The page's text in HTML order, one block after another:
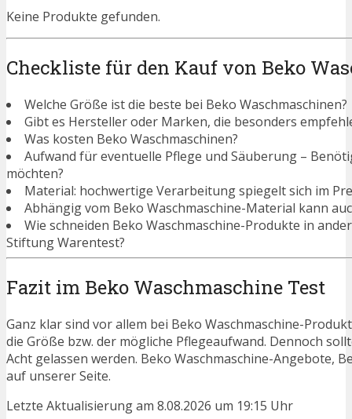
Keine Produkte gefunden.
Checkliste für den Kauf von Beko
Welche Größe ist die beste bei Beko Waschmaschinen?
Gibt es Hersteller oder Marken, die besonders
Was kosten Beko Waschmaschinen?
Aufwand für eventuelle Pflege und Säuberung –
möchten?
Material: hochwertige Verarbeitung spiegelt sich im
Abhängig vom Beko Waschmaschine-Material kann
Wie schneiden Beko Waschmaschine-Produkte in
Stiftung Warentest?
Fazit im Beko Waschmaschine Test
Ganz klar sind vor allem bei Beko Waschmaschine-
die Größe bzw. der mögliche Pflegeaufwand. Dennoch
Acht gelassen werden. Beko Waschmaschine-Angebote,
auf unserer Seite.
Letzte Aktualisierung am 8.08.2026 um 19:15 Uhr